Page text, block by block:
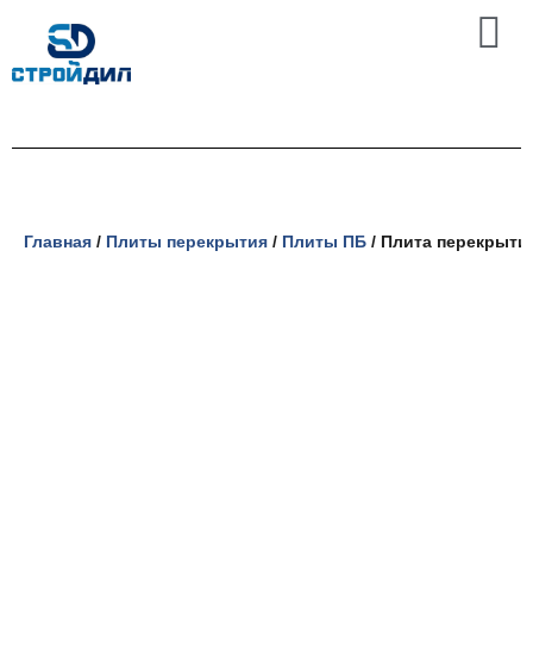
Перейти
Главная / Плиты перекрытия / Плиты ПБ / Плита